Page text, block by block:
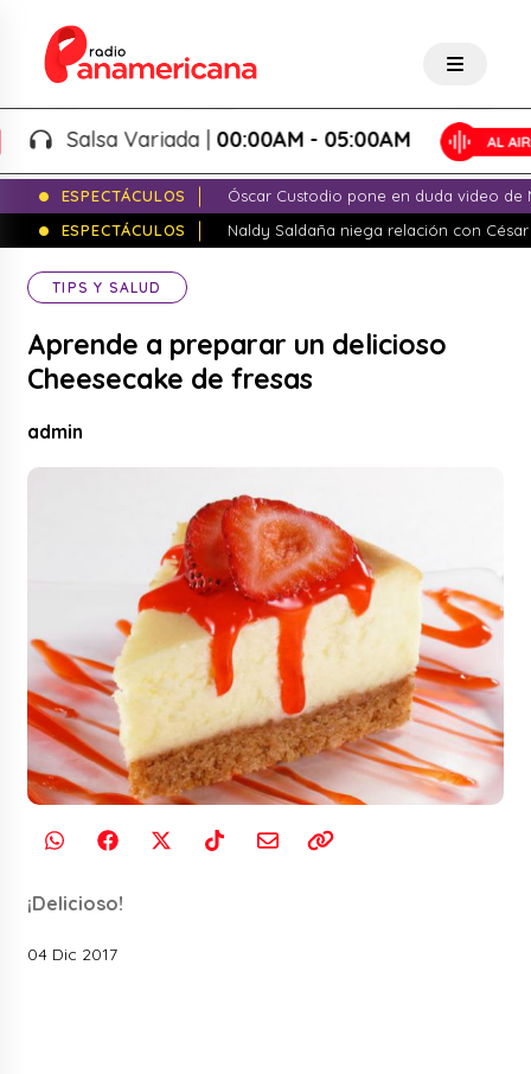
Salsa Variada |00:00AM - 05:00AM
ESPECTÁCULOS
Óscar Custodio pone en duda video de
ESPECTÁCULOS
Naldy Saldaña niega relación con
TIPS Y SALUD
Aprende a preparar un delicioso
Cheesecake de fresas
admin
¡Delicioso!
04 Dic 2017